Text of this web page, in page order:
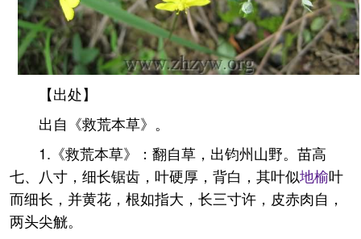
【出处】
出自《救荒本草》。
1.《救荒本草》：翻自草，出钧州山野。苗高
七、八寸，细长锯齿，叶硬厚，背白，其叶似地榆叶
而细长，并黄花，根如指大，长三寸许，皮赤肉自，
两头尖觥。